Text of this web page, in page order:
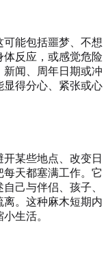
能包括噩梦、不想
反应，或感觉危险
闻、周年日期或冲
显得分心、紧张或心
某些地点、改变日
天都塞满工作。它
己与伴侣、孩子、
离。这种麻木短期内
生活。